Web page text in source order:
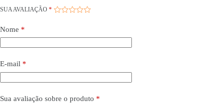
SUA AVALIAÇÃO *
Nome *
E-mail *
Sua avaliação sobre o produto *